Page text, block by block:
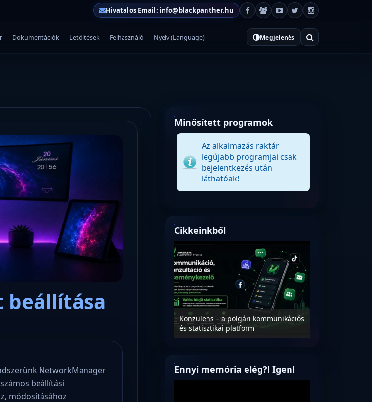
Hivatalos Email: info@blackpanther.hu
Dokumentációk Letöltések Felhasználó Nyelv (Language) Megjelenés
beállítása
NetworkManager
beállítási
módosításához
Minősített programok
Az alkalmazás raktár
legújabb programjai csak
bejelentkezés után
láthatóak!
Cikkeinkből
Microsoft odaadta a kulcsokat a
Konzulens – a polgári kommunikációs
és statisztikai platform
Ennyi memória elég?! Igen!